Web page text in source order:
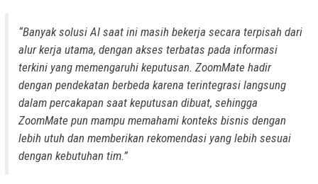
“Banyak solusi AI saat ini masih bekerja secara terpisah dari
alur kerja utama, dengan akses terbatas pada informasi
terkini yang memengaruhi keputusan. ZoomMate hadir
dengan pendekatan berbeda karena terintegrasi langsung
dalam percakapan saat keputusan dibuat, sehingga
ZoomMate pun mampu memahami konteks bisnis dengan
lebih utuh dan memberikan rekomendasi yang lebih sesuai
dengan kebutuhan tim.”